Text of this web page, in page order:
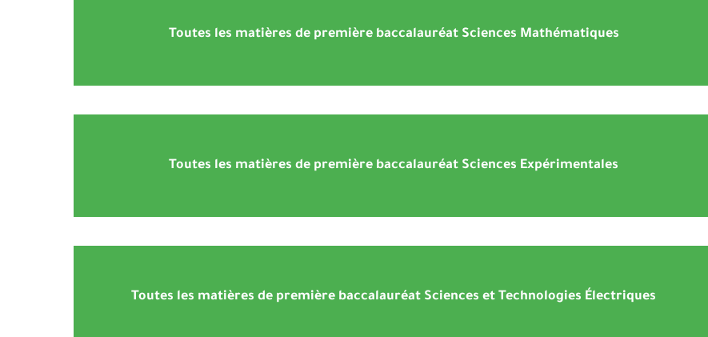
Toutes les matières de première baccalauréat Sciences Mathématiques
Toutes les matières de première baccalauréat Sciences Expérimentales
Toutes les matières de première baccalauréat Sciences et Technologies Électriques